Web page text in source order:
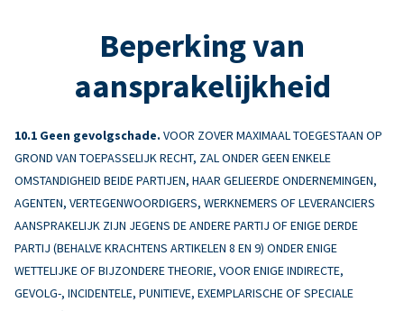
Beperking van
aansprakelijkheid
Geen gevolgschade. VOOR ZOVER MAXIMAAL TOEGESTAAN OP
GROND VAN TOEPASSELIJK RECHT, ZAL ONDER GEEN ENKELE
OMSTANDIGHEID BEIDE PARTIJEN, HAAR GELIEERDE ONDERNEMINGEN,
AGENTEN, VERTEGENWOORDIGERS, WERKNEMERS OF LEVERANCIERS
AANSPRAKELIJK ZIJN JEGENS DE ANDERE PARTIJ OF ENIGE DERDE
PARTIJ (BEHALVE KRACHTENS ARTIKELEN 8 EN 9) ONDER ENIGE
WETTELIJKE OF BIJZONDERE THEORIE, VOOR ENIGE INDIRECTE,
GEVOLG-, INCIDENTELE, PUNITIEVE, EXEMPLARISCHE OF SPECIALE